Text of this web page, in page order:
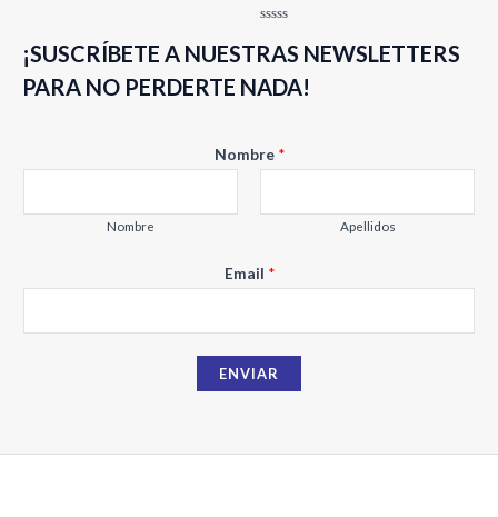
de
5
con
0
5
¡SUSCRÍBETE A NUESTRAS NEWSLETTERS
PARA NO PERDERTE NADA!
e
m
a
i
Nombre *
Nombre Apellidos
Email *
ENVIAR